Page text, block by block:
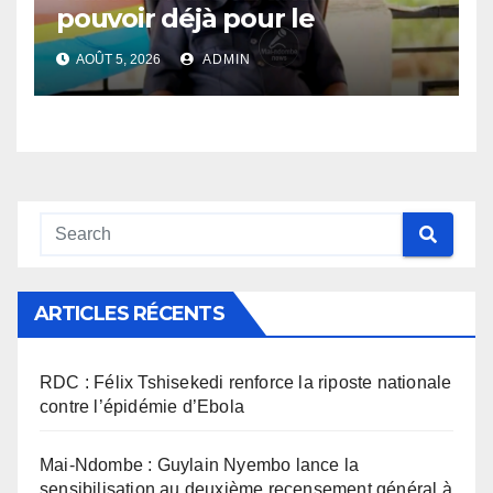
pouvoir déjà pour le
Gouverneur Nkoso Kevani
AOÛT 5, 2026 ADMIN
ARTICLES RÉCENTS
RDC : Félix Tshisekedi renforce la riposte nationale
contre l’épidémie d’Ebola
Mai-Ndombe : Guylain Nyembo lance la